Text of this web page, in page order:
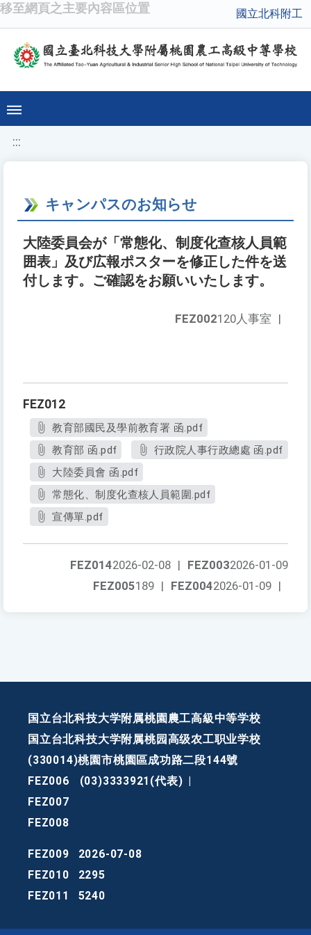
移至網頁之主要內容區位置 國立北科附工
:::
キャンパスのお知らせ
大陸委員会が「常態化、制度化查核人員範
囲表」及び広報ポスターを修正した件を送
付します。ご確認をお願いいたします。
FEZ002120人事室 |
FEZ012
教育部國民及學前教育署 函.pdf
教育部 函.pdf
行政院人事行政總處 函.pdf
大陸委員會 函.pdf
常態化、制度化查核人員範圍.pdf
宣傳單.pdf
FEZ0032026-01-09
FEZ0142026-02-08 |
FEZ0042026-01-09 |
FEZ005189 |
国立台北科技大学附属桃園農工高級中等学校
国立台北科技大学附属桃园高级农工职业学校
(330014)桃園市桃園區成功路二段144號
FEZ006
(03)3333921(代表)
FEZ007
FEZ008
FEZ009
2026-07-08
FEZ010
2295
FEZ011
5240